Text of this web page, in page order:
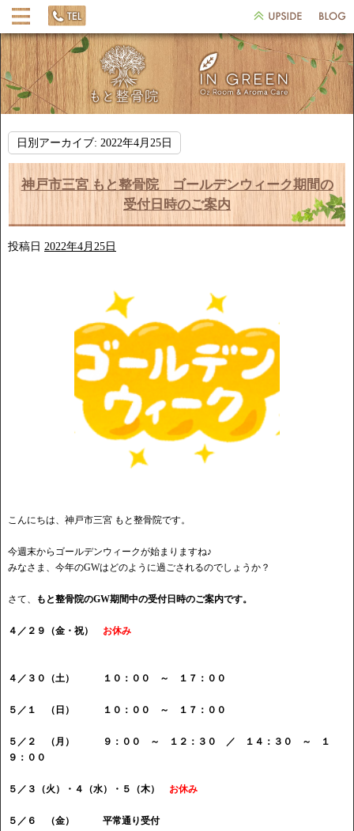
日別アーカイブ: 2022年4月25日
神戸市三宮 もと整骨院 ゴールデンウィーク期間の
受付日時のご案内
投稿日 2022年4月25日
こんにちは、神戸市三宮 もと整骨院です。
今週末からゴールデンウィークが始まりますね♪
みなさま、今年のGWはどのように過ごされるのでしょうか？
さて、 もと整骨院のGW期間中の受付日時のご案内です。
４／２９（金・祝） お休み
４／３０（土） １０：００ ～ １７：００
５／１ （日） １０：００ ～ １７：００
５／２ （月） ９：００ ～ １２：３０ ／ １４：３０ ～ １
９：００
５／３（火）・４（水）・５（木） お休み
５／６ （金） 平常通り受付